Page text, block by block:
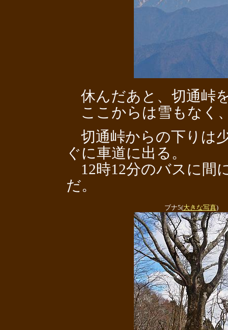
休んだあと、切通峠
ここからは雪もなく
切通峠からの下りは
ぐに車道に出る。
12時12分のバスに間
だ。
ブナ5(大きな写真)